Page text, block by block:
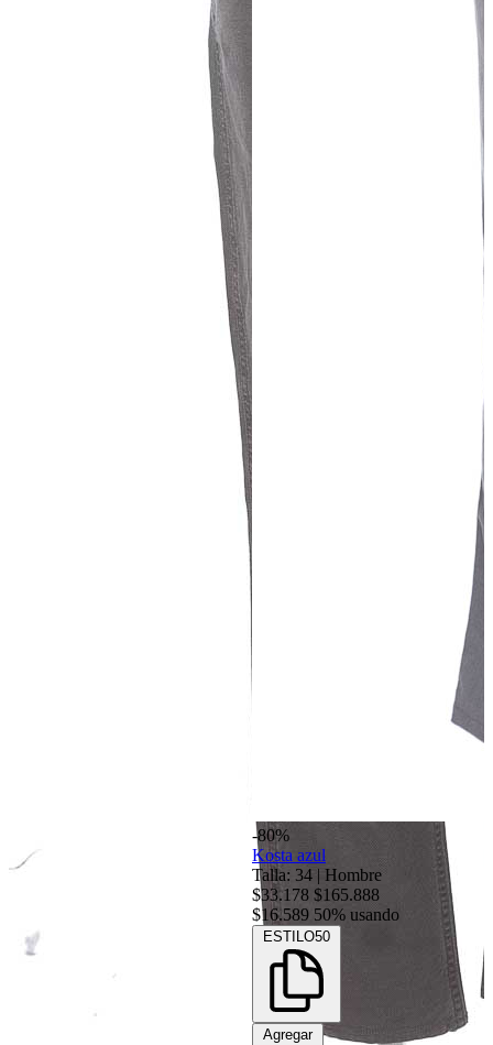
-80%
Kosta azul
Talla: 34 | Hombre
$33.178 $165.888
$16.589 50% usando
ESTILO50
Agregar